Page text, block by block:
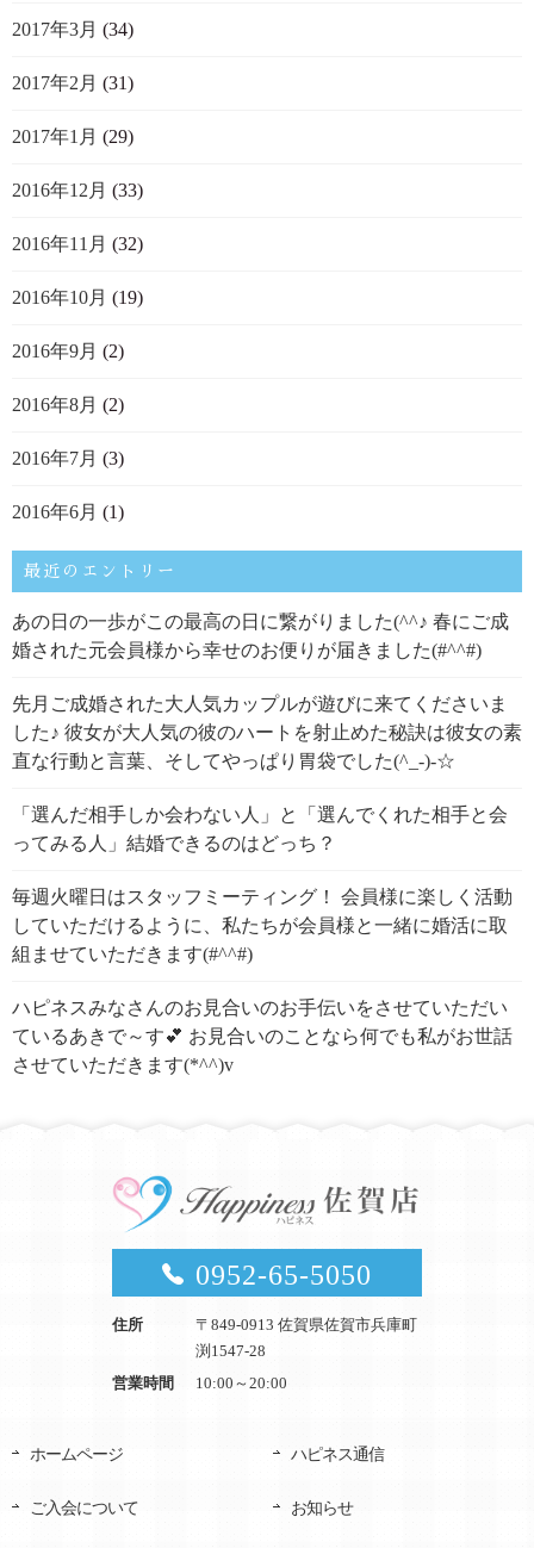
2017年3月 (34)
2017年2月 (31)
2017年1月 (29)
2016年12月 (33)
2016年11月 (32)
2016年10月 (19)
2016年9月 (2)
2016年8月 (2)
2016年7月 (3)
2016年6月 (1)
最近のエントリー
あの日の一歩がこの最高の日に繋がりました(^^♪ 春にご成
婚された元会員様から幸せのお便りが届きました(#^^#)
先月ご成婚された大人気カップルが遊びに来てくださいま
した♪ 彼女が大人気の彼のハートを射止めた秘訣は彼女の素
直な行動と言葉、そしてやっぱり胃袋でした(^_-)-☆
「選んだ相手しか会わない人」と「選んでくれた相手と会
ってみる人」結婚できるのはどっち？
毎週火曜日はスタッフミーティング！ 会員様に楽しく活動
していただけるように、私たちが会員様と一緒に婚活に取
組ませていただきます(#^^#)
ハピネスみなさんのお見合いのお手伝いをさせていただい
ているあきで～す💕 お見合いのことなら何でも私がお世話
させていただきます(*^^)v
0952-65-5050
住所
〒849-0913 佐賀県佐賀市兵庫町
渕1547-28
営業時間
10:00～20:00
ホームページ
ご入会について
ハピネス通信
お知らせ